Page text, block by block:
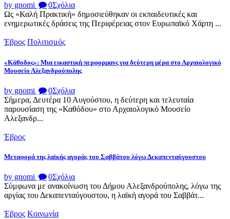
by gnomi 0Σχόλια
Ως «Καλή Πρακτική» δημοσιεύθηκαν οι εκπαιδευτικές και
ενημερωτικές δράσεις της Περιφέρειας στον Ευρωπαϊκό Χάρτη ...
Έβρος Πολιτισμός
«Κάθοδος»: Μια εικαστική περφορμανς για δεύτερη μέρα στο Αρχαιολογικό
Μουσείο Αλεξανδρούπολης
by gnomi 0Σχόλια
Σήμερα, Δευτέρα 10 Αυγούστου, η δεύτερη και τελευταία
παρουσίαση της «Καθόδου» στο Αρχαιολογικό Μουσείο
Αλεξανδρ...
Έβρος
Μεταφορά της λαϊκής αγοράς του Σαββάτου λόγω Δεκαπενταύγουστου
by gnomi 0Σχόλια
Σύμφωνα με ανακοίνωση του Δήμου Αλεξανδρούπολης, λόγω της
αργίας του Δεκαπενταύγουστου, η λαϊκή αγορά του Σαββάτ...
Έβρος Κοινωνία